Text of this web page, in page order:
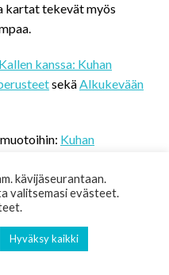
tekevät myös
kanssa: Kuhan
sekäAlkukevään
Kuhan
kalastusta
kohteet ovat
kävijäseurantaan.
valitsemasi evästeet.
Hyväksy kaikki